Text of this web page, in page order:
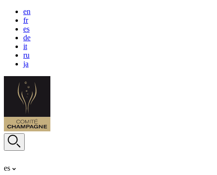
en
fr
es
de
it
ru
ja
es